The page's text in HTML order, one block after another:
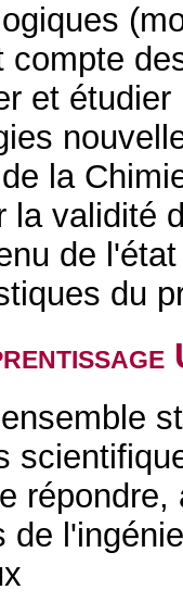
compte
et
la
la validité
de
du
de